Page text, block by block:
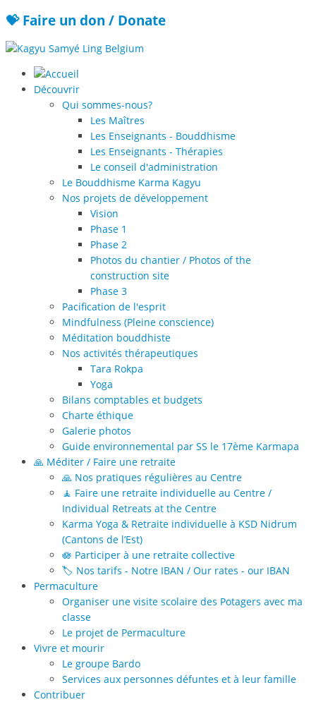
💝 Faire un don / Donate
Découvrir
Qui sommes-nous?
Les Maîtres
Les Enseignants - Bouddhisme
Les Enseignants - Thérapies
Le conseil d'administration
Le Bouddhisme Karma Kagyu
Nos projets de développement
Vision
Phase 1
Phase 2
Photos du chantier / Photos of the
construction site
Phase 3
Pacification de l'esprit
Mindfulness (Pleine conscience)
Méditation bouddhiste
Nos activités thérapeutiques
Tara Rokpa
Yoga
Bilans comptables et budgets
Charte éthique
Galerie photos
Guide environnemental par SS le 17ème Karmapa
🙏 Méditer / Faire une retraite
🙏 Nos pratiques régulières au Centre
🧘 Faire une retraite individuelle au Centre /
Individual Retreats at the Centre
Karma Yoga & Retraite individuelle à KSD Nidrum
(Cantons de l’Est)
🪷 Participer à une retraite collective
🏷️ Nos tarifs - Notre IBAN / Our rates - our IBAN
Permaculture
Organiser une visite scolaire des Potagers avec ma
classe
Le projet de Permaculture
Vivre et mourir
Le groupe Bardo
Services aux personnes défuntes et à leur famille
Contribuer